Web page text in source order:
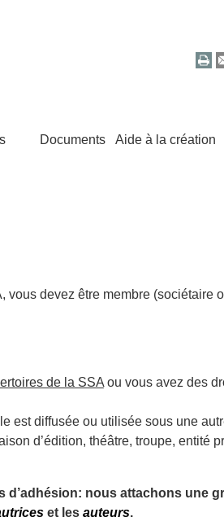
Documents Aide à la création
devez être membre (sociétaire
de la SSAou vous avez des
est diffusée ou utilisée sous une
d’édition, théâtre, troupe, entité
nous attachons une
et les auteurs.